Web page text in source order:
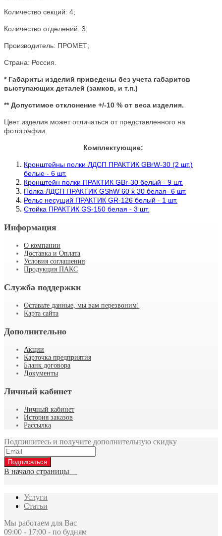
Количество секций: 4;
Количество отделений: 3;
Производитель: ПРОМЕТ;
Страна: Россия.
* Габариты изделий приведены без учета габаритов
выступающих деталей (замков, и т.п.)
** Допустимое отклонение +/-10 % от веса изделия.
Цвет изделия может отличаться от представленного на
фотографии.
Комплектующие:
Кронштейны полки ЛДСП ПРАКТИК GBrW-30 (2 шт.)
белые - 6 шт.
Кронштейн полки ПРАКТИК GBr-30 белый - 9 шт.
Полка ЛДСП ПРАКТИК GShW 60 х 30 белая- 6 шт.
Рельс несущий ПРАКТИК GR-126 белый - 1 шт.
Стойка ПРАКТИК GS-150 белая - 3 шт.
Информация
О компании
Доставка и Оплата
Условия соглашения
Продукция ПАКС
Служба поддержки
Оставьте данные, мы вам перезвоним!
Карта сайта
Дополнительно
Акции
Карточка предприятия
Бланк договора
Документы
Личный кабинет
Личный кабинет
История заказов
Рассылка
Подпишитесь и получите дополнительную скидку
Подписаться
В начало страницы
Услуги
Статьи
Мы работаем для Вас
09:00 - 17:00 - по будням